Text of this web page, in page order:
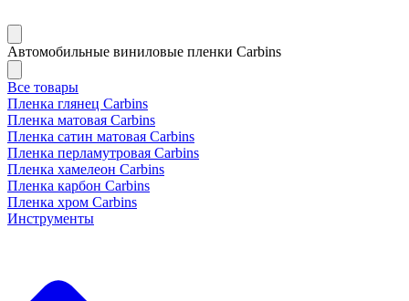
Автомобильные виниловые пленки Carbins
Все товары
Пленка глянец Carbins
Пленка матовая Carbins
Пленка сатин матовая Carbins
Пленка перламутровая Carbins
Пленка хамелеон Carbins
Пленка карбон Carbins
Пленка хром Carbins
Инструменты